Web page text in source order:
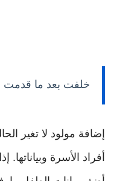
خلفت بعد ما قدمت
إضافة مولود لا تغير
أفراد الأسرة